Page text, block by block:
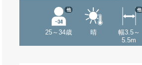
25～34歳
他
晴
幅3.5～
5.5m
他